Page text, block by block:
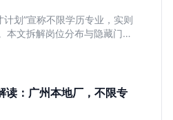
划”宣称不限学历专业，实则
本文拆解岗位分布与隐藏门
心方向，帮你判断是否值得投
：广州本地厂，不限专